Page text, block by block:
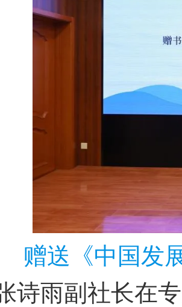
赠送《中国发
诗雨副社长在